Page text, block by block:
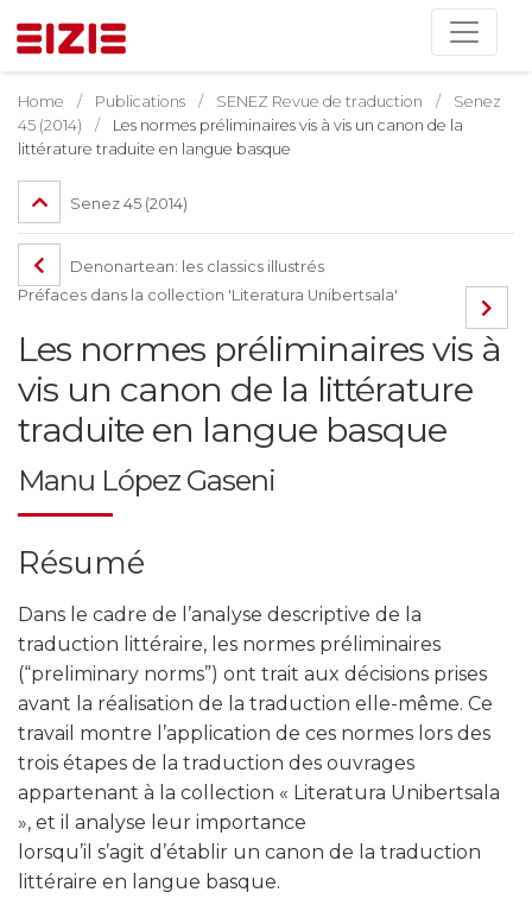
Home Publications SENEZ Revue de traduction
Senez
45 (2014)
Les normes préliminaires vis à vis un canon de la
littérature traduite en langue basque
Senez 45 (2014)
Denonartean: les classics illustrés
Préfaces dans la collection 'Literatura Unibertsala'
Les normes préliminaires vis à
vis un canon de la littérature
traduite en langue basque
Manu López Gaseni
Résumé
Dans le cadre de l’analyse descriptive de la
traduction littéraire, les normes préliminaires
(“preliminary norms”) ont trait aux décisions prises
avant la réalisation de la traduction elle-même. Ce
travail montre l’application de ces normes lors des
trois étapes de la traduction des ouvrages
appartenant à la collection « Literatura Unibertsala
», et il analyse leur importance
lorsqu’il s’agit d’établir un canon de la traduction
littéraire en langue basque.